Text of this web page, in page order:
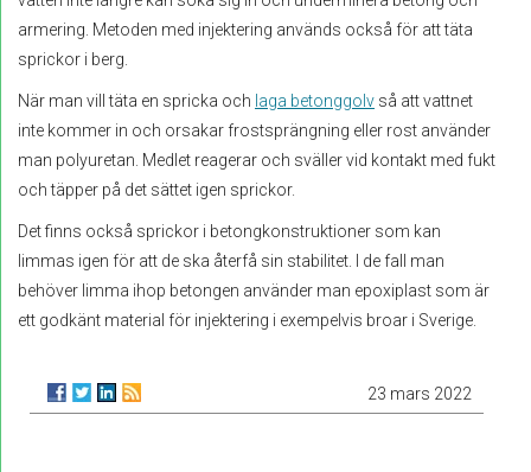
armering. Metoden med injektering används också för att täta
sprickor i berg.
När man vill täta en spricka och laga betonggolv så att vattnet
inte kommer in och orsakar frostsprängning eller rost använder
man polyuretan. Medlet reagerar och sväller vid kontakt med fukt
och täpper på det sättet igen sprickor.
Det finns också sprickor i betongkonstruktioner som kan
limmas igen för att de ska återfå sin stabilitet. I de fall man
behöver limma ihop betongen använder man epoxiplast som är
ett godkänt material för injektering i exempelvis broar i Sverige.
23 mars 2022